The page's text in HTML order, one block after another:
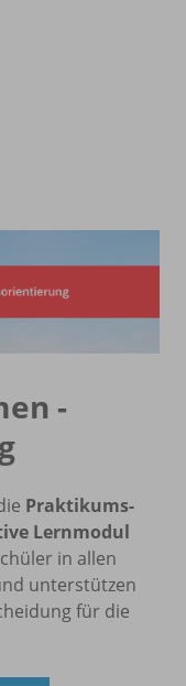
-
Praktikums-
Lernmodul
in allen
unterstützen
für die